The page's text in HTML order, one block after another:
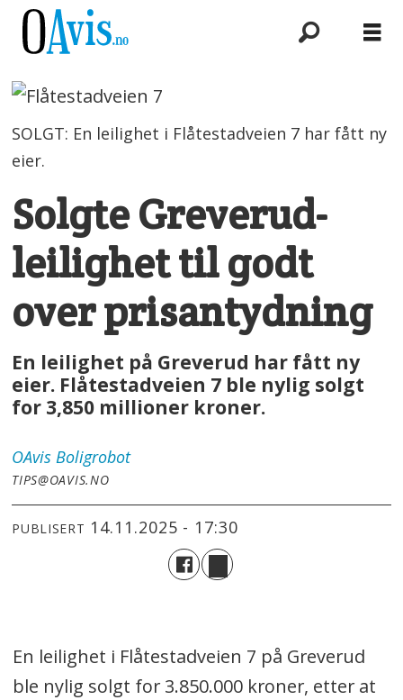
SOLGT: En leilighet i Flåtestadveien 7 har fått ny
eier.
Solgte Greverud-
leilighet til godt
over prisantydning
En leilighet på Greverud har fått ny
eier. Flåtestadveien 7 ble nylig solgt
for 3,850 millioner kroner.
OAvis Boligrobot
TIPS@OAVIS.NO
PUBLISERT 14.11.2025 - 17:30
En leilighet i Flåtestadveien 7 på Greverud
ble nylig solgt for 3.850.000 kroner, etter at